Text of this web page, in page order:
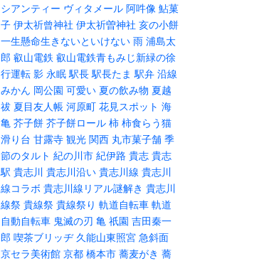
シアンティー ヴィタメール 阿吽像 鮎菓
子 伊太祈曾神社 伊太祈曽神社 亥の小餅
一生懸命生きないといけない 雨 浦島太
郎 叡山電鉄 叡山電鉄青もみじ新緑の徐
行運転 影 永眠 駅長 駅長たま 駅弁 沿線
みかん 岡公園 可愛い 夏の飲み物 夏越
祓 夏目友人帳 河原町 花見スポット 海
亀 芥子餅 芥子餅ロール 柿 柿食らう猫
滑り台 甘露寺 観光 関西 丸市菓子舗 季
節のタルト 紀の川市 紀伊路 貴志 貴志
駅 貴志川 貴志川沿い 貴志川線 貴志川
線コラボ 貴志川線リアル謎解き 貴志川
線祭 貴線祭 貴線祭り 軌道自転車 軌道
自動自転車 鬼滅の刃 亀 祇園 吉田秦一
郎 喫茶ブリッヂ 久能山東照宮 急斜面
京セラ美術館 京都 橋本市 蕎麦がき 蕎